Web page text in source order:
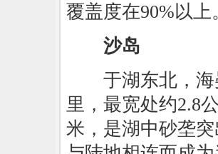
覆盖度在90%以上
沙岛
于湖东北，海
里，最宽处约2.8
米，是湖中砂垄